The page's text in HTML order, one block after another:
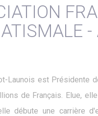
-
Launois est Présidente
de Français. Elue,
débute une carrière